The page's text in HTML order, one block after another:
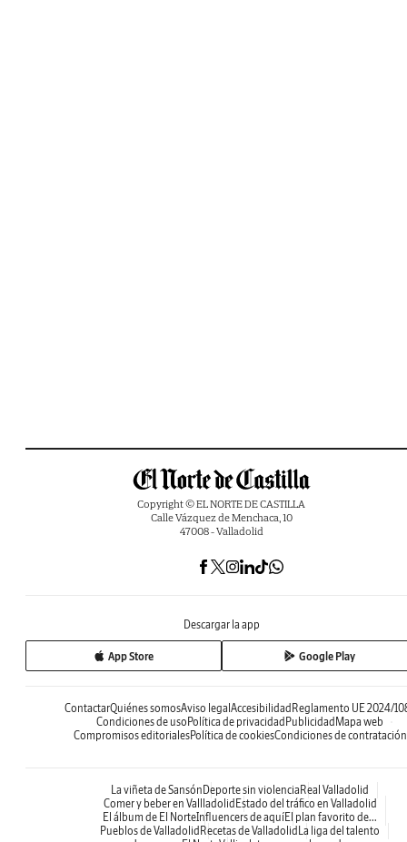
Copyright © EL NORTE DE CASTILLA
Calle Vázquez de Menchaca, 10
47008 - Valladolid
Descargar la app
App Store Google Play
ContactarQuiénes somosAviso legal Accesibilidad Reglamento UE 2024/
Condiciones de uso Política de privacidad Publicidad Mapa web
Compromisos editorialesPolítica de cookiesCondiciones de contratación
La viñeta de Sansón Deporte sin violencia Real Valladolid
Comer y beber en Vallladolid Estado del tráfico en Valladolid
El álbum de El NorteInfluencers de aquíEl plan favorito de...
Pueblos de Valladolid Recetas de Valladolid La liga del talento